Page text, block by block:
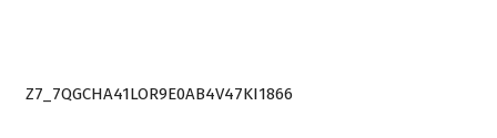
Z7_7QGCHA41LOR9E0AB4V47KI1866